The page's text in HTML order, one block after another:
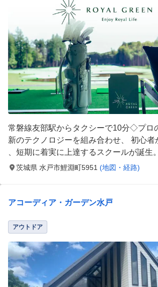
常磐線友部駅からタクシーで10分◇プロ
新のテクノロジーを組み合わせ、​ 初心者
、短期に着実に上達するスクールが誕生。
茨城県 水戸市鯉淵町5951 (地図・経路)
アコーディア・ガーデン水戸
アウトドア